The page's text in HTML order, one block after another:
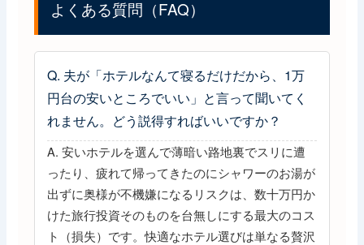
よくある質問（FAQ）
Q. 夫が「ホテルなんて寝るだけだから、1万
円台の安いところでいい」と言って聞いてく
れません。どう説得すればいいですか？
A. 安いホテルを選んで薄暗い路地裏でスリに遭
ったり、疲れて帰ってきたのにシャワーのお湯が
出ずに奥様が不機嫌になるリスクは、数十万円か
けた旅行投資そのものを台無しにする最大のコス
ト（損失）です。快適なホテル選びは単なる贅沢